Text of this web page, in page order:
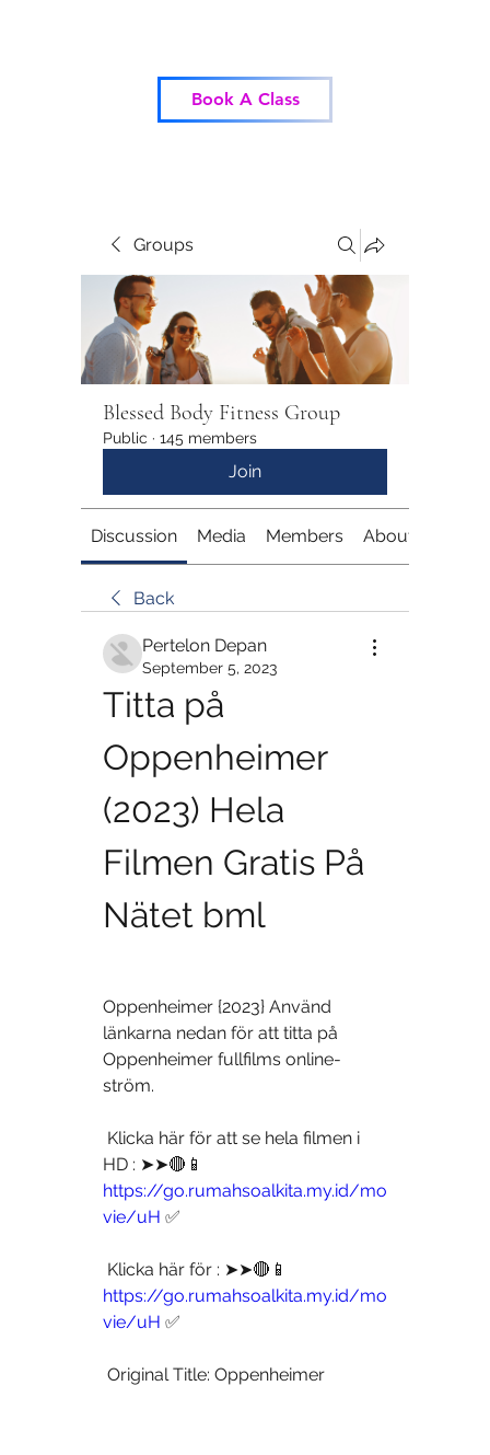
Book A Class
Groups
Blessed Body Fitness Group
Public · 145 members
Join
Discussion Media Members About
Back
Pertelon Depan
September 5, 2023
Titta på
Oppenheimer
(2023) Hela
Filmen Gratis På
Nätet bml
Oppenheimer {2023} Använd
länkarna nedan för att titta på
Oppenheimer fullfilms online-
ström.
https://go.rumahsoalkita.my.id/mo
vie/uH ✅
https://go.rumahsoalkita.my.id/mo
vie/uH ✅
Original Title: Oppenheimer